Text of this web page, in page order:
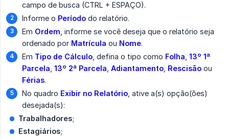
campo de busca (CTRL + ESPAÇO).
Informe o Período do relatório.
Em Ordem , informe se você deseja que o relatório seja
ordenado por Matrícula ou Nome.
Em Tipo de Cálculo , defina o tipo como Folha 13º 1ª
Parcela 13º 2ª Parcela Adiantamento Rescisão ou
Férias.
No quadro Exibir no Relatório , ative a(s) opção(ões)
desejada(s):
Trabalhadores;
Estagiários;